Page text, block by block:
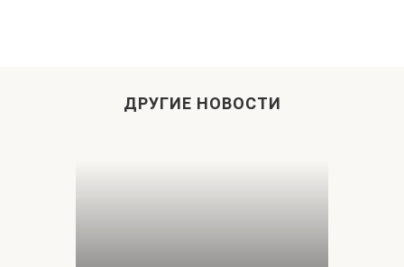
ДРУГИЕ НОВОСТИ